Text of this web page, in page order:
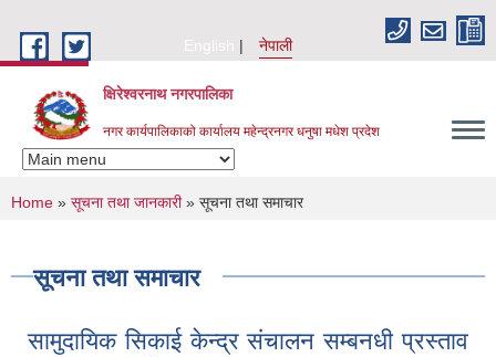
English
नेपाली
क्षिरेश्वरनाथ नगरपालिका
नगर कार्यपालिकाको कार्यालय महेन्द्रनगर धनुषा मधेश प्रदेश
You are here
Home » सूचना तथा जानकारी» सूचना तथा समाचार
सूचना तथा समाचार
सामुदायिक सिकाई केन्द्र संचालन सम्बनधी प्रस्ताव